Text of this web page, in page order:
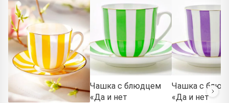
Чашка с блюдцем
«Да и нет
Чашка с
«Да и нет